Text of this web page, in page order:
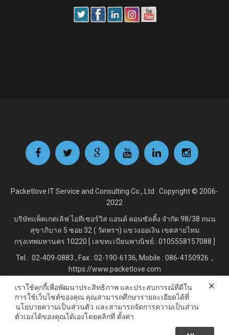
Packetlove IT Service and Consulting Co., Ltd . Copyright © 2006-
2022
บริษัทแพ็คเกตเลิฟ ไอทีเซอร์วิส แอนด์ คอนซัลติ้ง จำกัด 98/38 ถนน
สุขาภิบาล 5 ซอย 32 ( วัดพรฯ) แขวงออเงิน เขตสายไหม
กรุงเทพมหานคร 10220 [ เลขทะเบียนพาณิชย์ : 0105558157088 ]
Tel : 02-409-0883 , Fax : 02-190-6136, Mobile : 086-4150926 ,
https://www.packetlove.com
Line Official : @Packetlove.com
เราใช้คุกกี้เพื่อพัฒนาประสิทธิภาพ และประสบการณ์ที่ดีใน
การใช้เว็บไซต์ของคุณ คุณสามารถศึกษารายละเอียดได้ที่
นโยบายความเป็นส่วนตัว และสามารถจัดการความเป็นส่วน
ตัวเองได้ของคุณได้เองโดยคลิกที่ ตั้งค่า